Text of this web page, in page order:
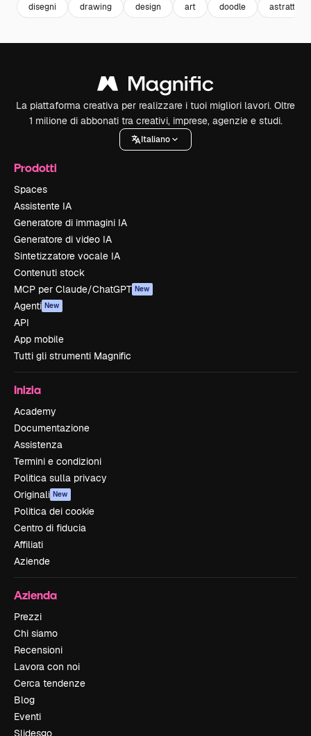
disegni drawing design art doodle astratto
La piattaforma creativa per realizzare i tuoi migliori lavori. Oltre
1 milione di abbonati tra creativi, imprese, agenzie e studi.
Italiano
Prodotti
Spaces
Assistente IA
Generatore di immagini IA
Generatore di video IA
Sintetizzatore vocale IA
Contenuti stock
MCP per Claude/ChatGPT New
Agenti New
API
App mobile
Tutti gli strumenti Magnific
Inizia
Academy
Documentazione
Assistenza
Termini e condizioni
Politica sulla privacy
Originali New
Politica dei cookie
Centro di fiducia
Affiliati
Aziende
Azienda
Prezzi
Chi siamo
Recensioni
Lavora con noi
Cerca tendenze
Blog
Eventi
Slidesgo